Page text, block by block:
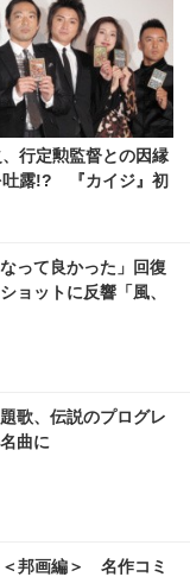
行定勲監督との因縁
吐露!? 『カイジ』初
って良かった」回復
ョットに反響「風、
歌、伝説のプログレ
曲に
邦画編＞ 名作コミ